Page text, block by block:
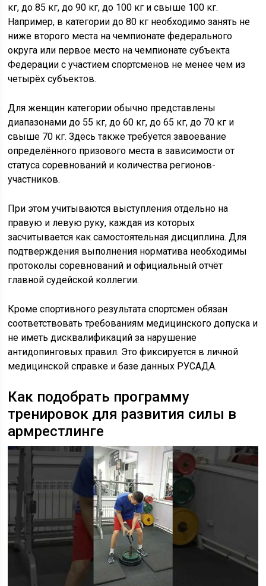
кг, до 85 кг, до 90 кг, до 100 кг и свыше 100 кг.
Например, в категории до 80 кг необходимо занять не
ниже второго места на чемпионате федерального
округа или первое место на чемпионате субъекта
Федерации с участием спортсменов не менее чем из
четырёх субъектов.
Для женщин категории обычно представлены
диапазонами до 55 кг, до 60 кг, до 65 кг, до 70 кг и
свыше 70 кг. Здесь также требуется завоевание
определённого призового места в зависимости от
статуса соревнований и количества регионов-
участников.
При этом учитываются выступления отдельно на
правую и левую руку, каждая из которых
засчитывается как самостоятельная дисциплина. Для
подтверждения выполнения норматива необходимы
протоколы соревнований и официальный отчёт
главной судейской коллегии.
Кроме спортивного результата спортсмен обязан
соответствовать требованиям медицинского допуска и
не иметь дисквалификаций за нарушение
антидопинговых правил. Это фиксируется в личной
медицинской справке и базе данных РУСАДА.
Как подобрать программу
тренировок для развития силы в
армрестлинге